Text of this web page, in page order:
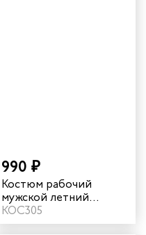
990 ₽
Костюм рабочий
мужской летний
"Акцент 1" цвет темно-
синий
КОС305